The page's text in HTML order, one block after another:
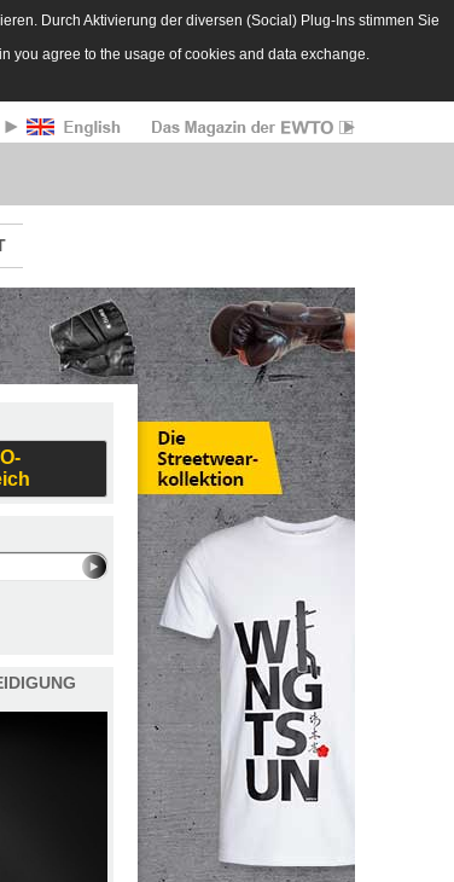
Durch Aktivierung der diversen (Social) Plug-Ins stimmen Sie
you agree to the usage of cookies and data exchange.